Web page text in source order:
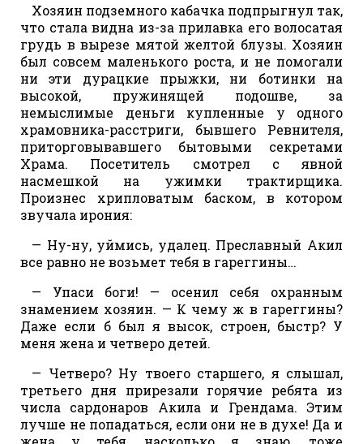
Хозяин подземного кабачка подпрыгнул так,
что стала видна из-за прилавка его волосатая
грудь в вырезе мятой желтой блузы. Хозяин
был совсем маленького роста, и не помогали
ни эти дурацкие прыжки, ни ботинки на
высокой, пружинящей подошве, за
немыслимые деньги купленные у одного
храмовника-расстриги, бывшего Ревнителя,
приторговывавшего бытовыми секретами
Храма. Посетитель смотрел с явной
насмешкой на ужимки трактирщика.
Произнес хрипловатым баском, в котором
звучала ирония:
— Ну-ну, уймись, удалец. Преславный Акил
все равно не возьмет тебя в гареггины…
— Упаси боги! — осенил себя охранным
знамением хозяин. — К чему ж в гареггины?
Даже если б был я высок, строен, быстр? У
меня жена и четверо детей.
— Четверо? Ну твоего старшего, я слышал,
третьего дня прирезали горячие ребята из
числа сардонаров Акила и Грендама. Этим
лучше не попадаться, если они не в духе! Да и